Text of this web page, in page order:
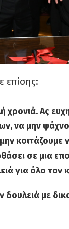
επίσης:
χρονιά. Ας
να μην
κοιτάζουμε
σε μια
για όλο τον
δουλειά με